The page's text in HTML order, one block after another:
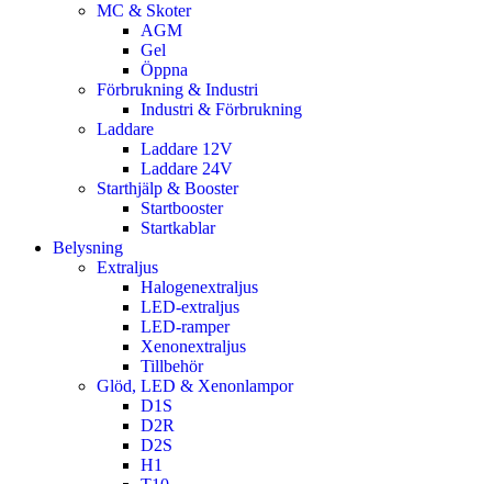
MC & Skoter
AGM
Gel
Öppna
Förbrukning & Industri
Industri & Förbrukning
Laddare
Laddare 12V
Laddare 24V
Starthjälp & Booster
Startbooster
Startkablar
Belysning
Extraljus
Halogenextraljus
LED-extraljus
LED-ramper
Xenonextraljus
Tillbehör
Glöd, LED & Xenonlampor
D1S
D2R
D2S
H1